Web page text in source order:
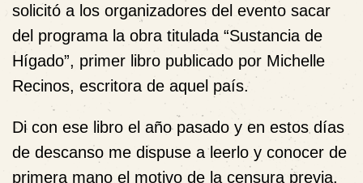
solicitó a los organizadores del evento sacar
del programa la obra titulada “Sustancia de
Hígado”, primer libro publicado por Michelle
Recinos, escritora de aquel país.
Di con ese libro el año pasado y en estos días
de descanso me dispuse a leerlo y conocer de
primera mano el motivo de la censura previa.